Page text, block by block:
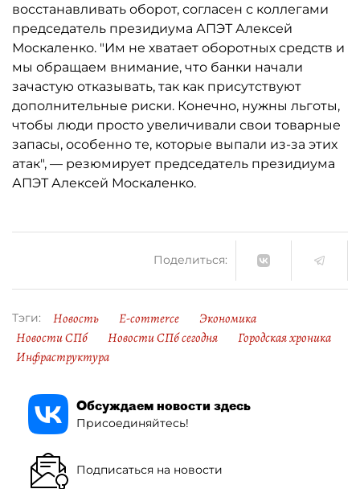
восстанавливать оборот, согласен с коллегами
председатель президиума АПЭТ Алексей
Москаленко. "Им не хватает оборотных средств и
мы обращаем внимание, что банки начали
зачастую отказывать, так как присутствуют
дополнительные риски. Конечно, нужны льготы,
чтобы люди просто увеличивали свои товарные
запасы, особенно те, которые выпали из-за этих
атак", — резюмирует председатель президиума
АПЭТ Алексей Москаленко.
Поделиться:
Тэги: Новость E-commerce
Экономика
Новости СПб
Новости СПб сегодня
Городская хроника
Инфраструктура
Обсуждаем новости здесь
Присоединяйтесь!
Подписаться на новости